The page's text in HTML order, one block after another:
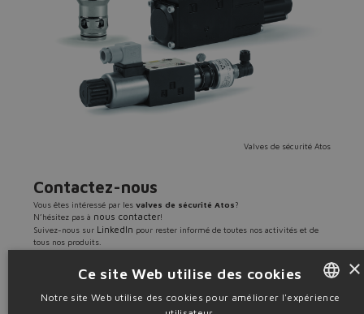
Valves de sécurité Atos
Contactez-nous
Vous êtes intéressé par lesvalves de sécurité Atos?
N’hésitez pas à nous contacter!
Suivez-nous sur LinkedIn pour rester informé de toutes nos activités et de
tous nos produits.
Télécharger article complet Télécharger article synthétique
Source: PR14
×
Ce site Web utilise des cookies
Notre site Web utilise des cookies pour améliorer l'expérience